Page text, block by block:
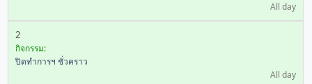
All day
2
กิจกรรม:
ปิดทำการฯ ชั่วคราว
All day